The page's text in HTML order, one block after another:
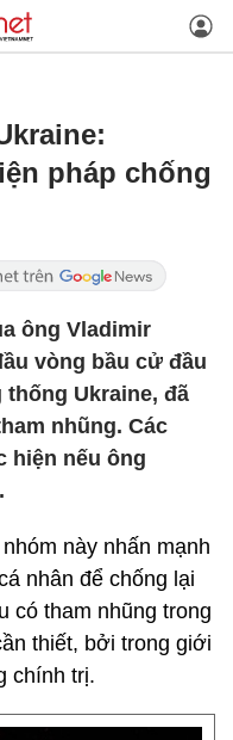
pháp chống
ông Vladimir
vòng bầu cử đầu
Ukraine, đã
nhũng. Các
hiện nếu ông
này nhấn mạnh
nhân để chống lại
có tham nhũng trong
thiết, bởi trong giới
chính trị.